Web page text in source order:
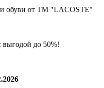
обуви от ТМ "LACOSTE"
выгодой до 50%!